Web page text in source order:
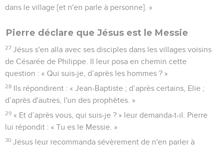
dans le village [et n'en parle à personne]. »
Pierre déclare que Jésus est le Messie
27 Jésus s'en alla avec ses disciples dans les villages voisins
de Césarée de Philippe. Il leur posa en chemin cette
question : « Qui suis-je, d’après les hommes ? »
28 Ils répondirent : « Jean-Baptiste ; d’après certains, Elie ;
d’après d'autres, l'un des prophètes. »
29 « Et d’après vous, qui suis-je ? » leur demanda-t-il. Pierre
lui répondit : « Tu es le Messie. »
30 Jésus leur recommanda sévèrement de n'en parler à